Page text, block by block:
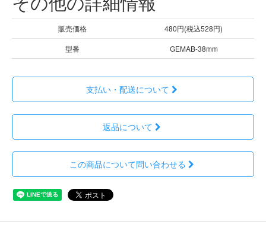
販売価格
480円(税込528円)
型番
GEMAB-38mm
支払い・配送について
返品について
この商品について問い合わせる